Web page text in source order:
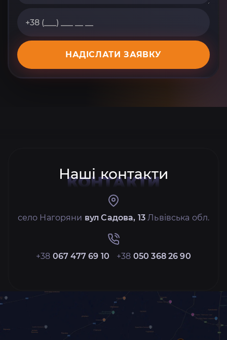
НАДІСЛАТИ ЗАЯВКУ
Наші контакти
КОНТАКТИ
село Нагоряни вул Садова, 13 Львівська обл.
+38 067 477 69 10 +38 050 368 26 90